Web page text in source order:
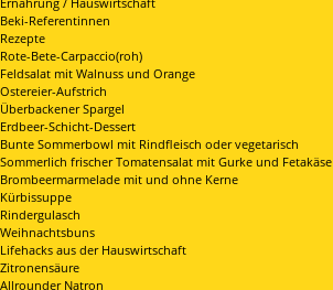
Beki-Referentinnen
Rezepte
Rote-Bete-Carpaccio(roh)
Feldsalat mit Walnuss und Orange
Ostereier-Aufstrich
Überbackener Spargel
Erdbeer-Schicht-Dessert
Bunte Sommerbowl mit Rindfleisch oder vegetarisch
Sommerlich frischer Tomatensalat mit Gurke und Fetakäse
Brombeermarmelade mit und ohne Kerne
Kürbissuppe
Rindergulasch
Weihnachtsbuns
Lifehacks aus der Hauswirtschaft
Zitronensäure
Allrounder Natron